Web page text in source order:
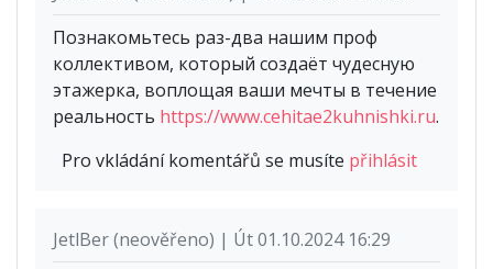
Познакомьтесь раз-два нашим проф
коллективом, который создаёт чудесную
этажерка, воплощая ваши мечты в течение
реальность https://www.cehitae2kuhnishki.ru.
Pro vkládání komentářů se musíte přihlásit
JetlBer (neověřeno) | Út 01.10.2024 16:29